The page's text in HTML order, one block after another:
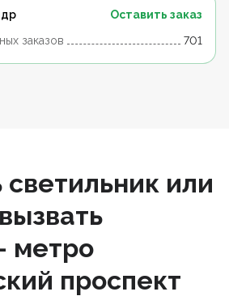
Оставить заказ
заказов
701
светильник или
метро
проспект